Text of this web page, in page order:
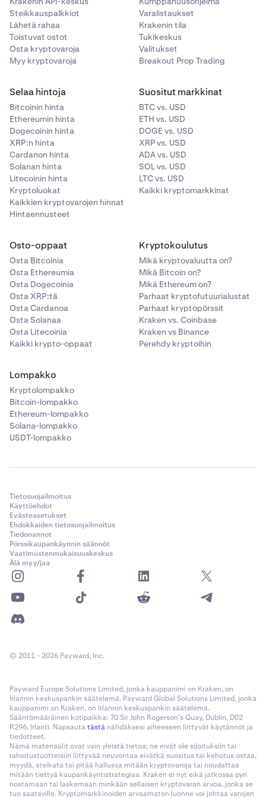
•
Saat sähköposti-ilmoituksen, kun määrität toistuvan
tilauksen sekä kun toistuva tapahtuma suoritetaan.
Steikkauspalkkiot
Lähetä rahaa
Toistuvat ostot
Osta kryptovaroja
Myy kryptovaroja
Varalistaukset
Krakenin tila
Tukikeskus
Valitukset
Breakout Prop Trading
Selaa hintoja
Bitcoinin hinta
Ethereumin hinta
Dogecoinin hinta
XRP:n hinta
Cardanon hinta
Solanan hinta
Litecoinin hinta
Kryptoluokat
Kaikkien kryptovarojen hinnat
Hintaennusteet
Suositut markkinat
BTC vs. USD
ETH vs. USD
DOGE vs. USD
XRP vs. USD
ADA vs. USD
SOL vs. USD
LTC vs. USD
Kaikki kryptomarkkinat
Osto-oppaat
Osta Bitcoinia
Osta Ethereumia
Osta Dogecoinia
Osta XRP:tä
Osta Cardanoa
Osta Solanaa
Osta Litecoinia
Kaikki krypto-oppaat
Kryptokoulutus
Mikä kryptovaluutta on?
Mikä Bitcoin on?
Mikä Ethereum on?
Parhaat kryptofutuurialustat
Parhaat kryptopörssit
Kraken vs. Coinbase
Kraken vs Binance
Perehdy kryptoihin
Lompakko
Kryptolompakko
Bitcoin-lompakko
Ethereum-lompakko
Solana-lompakko
USDT-lompakko
Tietosuojailmoitus
Käyttöehdot
Evästeasetukset
Ehdokkaiden tietosuojailmoitus
Tiedonannot
Pörssikaupankäynnin säännöt
Vaatimustenmukaisuuskeskus
Älä myy/jaa
© 2011 - 2026 Payward, Inc.
Payward Europe Solutions Limited, jonka kauppanimi on Kraken, on
Irlannin keskuspankin säätelemä. Payward Global Solutions Limited, jonka
kauppanimi on Kraken, on Irlannin keskuspankin säätelemä.
Sääntömääräinen kotipaikka: 70 Sir John Rogerson’s Quay, Dublin, D02
R296, Irlanti. Napsautatästä nähdäksesi aiheeseen liittyvät käytännöt ja
tiedotteet.
Nämä materiaalit ovat vain yleistä tietoa; ne eivät ole sijoituksiin tai
rahoitustuotteisiin liittyvää neuvontaa eivätkä suositus tai kehotus ostaa,
myydä, steikata tai pitää hallussa mitään kryptovaroja tai noudattaa
mitään tiettyä kaupankäyntistrategiaa. Kraken ei nyt eikä jatkossa pyri
nostamaan tai laskemaan minkään sellaisen kryptovaran arvoa, jonka se
tuo saataville. Kryptomarkkinoiden arvaamaton luonne voi johtaa varojen